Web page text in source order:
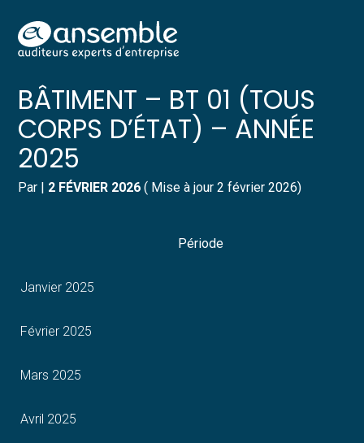
Aller
au
Créer et reprendre une activité
Gérer votre quotidien
Piloter votre entreprise
Développer votre entreprise
Structurer votre croissance
Être prêt pour la facturation
Pilotez votre gestion
Suivre votre comptabilité
Gérer vos ressources humaines
Dématérialiser vos documents
INDICE NATIONAL DU
BÂTIMENT – BT 01 (TOUS
CORPS D’ÉTAT) – ANNÉE
2025
Par | 2 FÉVRIER 2026 ( Mise à jour 2 février 2026)
Période
Janvier 2025
Février 2025
Mars 2025
Avril 2025